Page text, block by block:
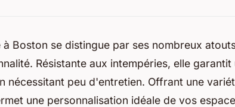
Boston se distingue par ses nombreux
Résistante aux intempéries, elle
nécessitant peu d'entretien. Offrant une
une personnalisation idéale de vos